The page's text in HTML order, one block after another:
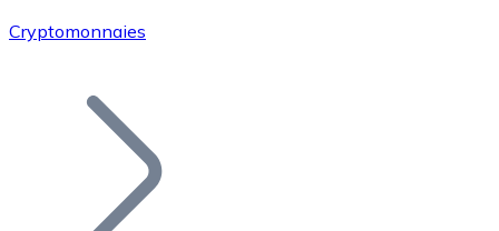
Rejoignez notre réseau de distributeurs et
Ajoutez le token de votre projet à notre service
Cryptomonnaies